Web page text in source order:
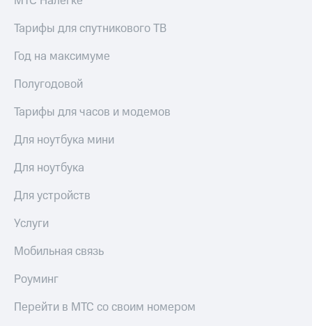
Тарифы для спутникового ТВ
Год на максимуме
Полугодовой
Тарифы для часов и модемов
Для ноутбука мини
Для ноутбука
Для устройств
Услуги
Мобильная связь
Роуминг
Перейти в МТС со своим номером